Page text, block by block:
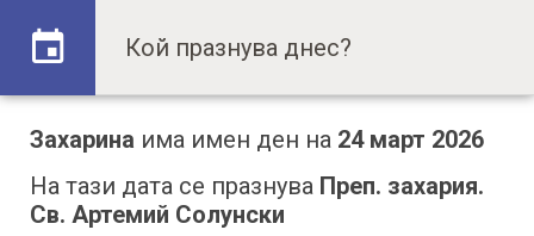
Захарина има имен ден на 24 март 2026
На тази дата се празнува Преп. захария.
Св. Артемий Солунски